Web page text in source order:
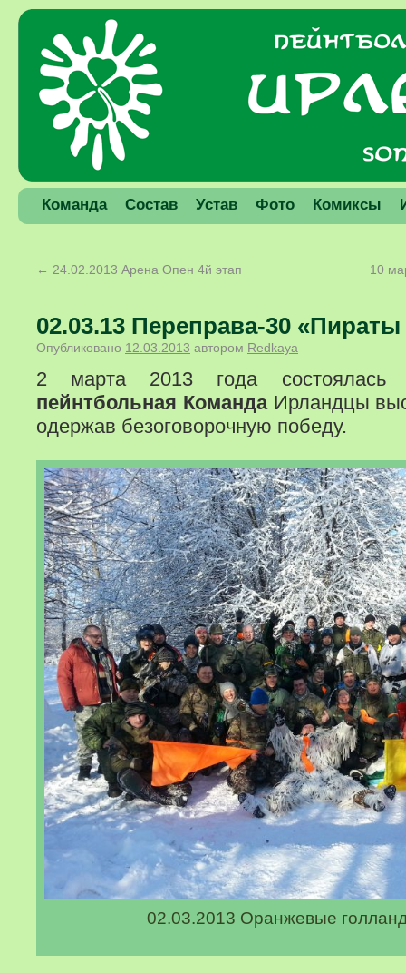
Команда Состав Устав Фото Комиксы
← 24.02.2013 Арена Опен 4й этап 10
02.03.13 Переправа-30
Опубликовано 12.03.2013 автором Redkaya
2 марта 2013 года
пейнтбольная КомандаИрландцы
одержав безоговорочную победу.
02.03.2013 Оранжевые